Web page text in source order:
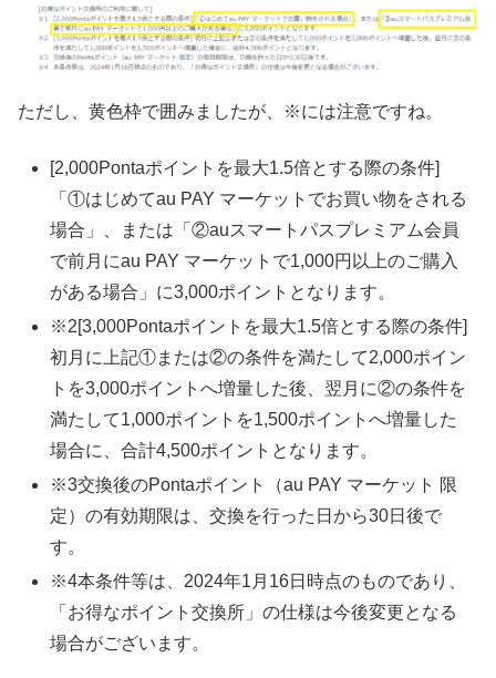
ただし、黄色枠で囲みましたが、※には注意ですね。
[2,000Pontaポイントを最大1.5倍とする際の条件]
「①はじめてau PAY マーケットでお買い物をされる
場合」、または「②auスマートパスプレミアム会員
で前月にau PAY マーケットで1,000円以上のご購入
がある場合」に3,000ポイントとなります。
※2[3,000Pontaポイントを最大1.5倍とする際の条件]
初月に上記①または②の条件を満たして2,000ポイン
トを3,000ポイントへ増量した後、翌月に②の条件を
満たして1,000ポイントを1,500ポイントへ増量した
場合に、合計4,500ポイントとなります。
※3交換後のPontaポイント（au PAY マーケット 限
定）の有効期限は、交換を行った日から30日後で
す。
※4本条件等は、2024年1月16日時点のものであり、
「お得なポイント交換所」の仕様は今後変更となる
場合がございます。